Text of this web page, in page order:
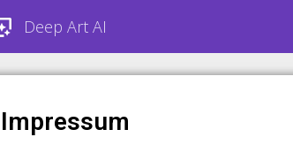
Deep Art AI
Impressum